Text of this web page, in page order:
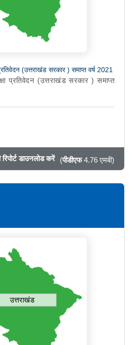
(उत्तराखंड सरकार ) समाप्त वर्ष 2021
प्रतिवेदन (उत्तराखंड सरकार ) समाप्त
रिपोर्ट डाउनलोड करें (पीडीएफ4.76 एमबी)
उत्तराखंड